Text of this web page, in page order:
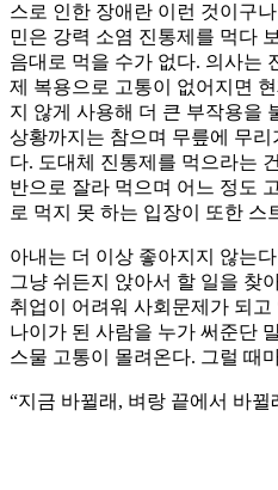
스로 인한 장애란 이런 것이구
민은 강력 소염 진통제를 먹다
음대로 먹을 수가 없다. 의사는
제 복용으로 고통이 없어지면
지 않게 사용해 더 큰 부작용을
상황까지는 참으며 무릎에 무
다. 도대체 진통제를 먹으라는
반으로 잘라 먹으며 어느 정도
로 먹지 못 하는 입장이 또한 스
아내는 더 이상 좋아지지 않는
그냥 쉬든지 앉아서 할 일을 찾
취업이 어려워 사회문제가 되
나이가 된 사람을 누가 써준단
스물 고통이 몰려온다. 그럴 때
“지금 바뀔래, 벼랑 끝에서 바뀔